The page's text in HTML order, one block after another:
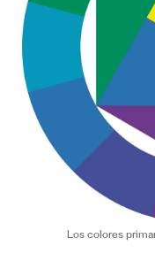
Los colores